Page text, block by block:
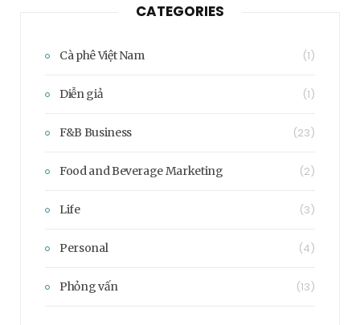
CATEGORIES
Cà phê Việt Nam (1)
Diễn giả (1)
F&B Business (23)
Food and Beverage Marketing (2)
Life (3)
Personal (4)
Phỏng vấn (13)